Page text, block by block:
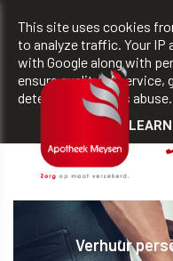
Verhuur
This site uses cookies
to analyze traffic. Your IP
with Google along with
ensure quality of service,
detect and address abuse.